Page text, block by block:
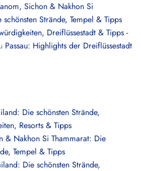
Sichon & Nakhon Si
Strände, Tempel & Tipps
Dreiflüssestadt & Tipps -
Passau: Highlights der Dreiflüssestadt
Die schönsten Strände,
Resorts & Tipps
& Nakhon Si Thammarat: Die
Tempel & Tipps
Die schönsten Strände,